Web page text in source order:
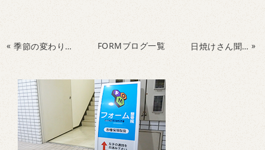
« 季節の変わり目の体調不良を防ぐには？ FORMブログ一覧 日焼けさん聞いて紫外線の驚異 »